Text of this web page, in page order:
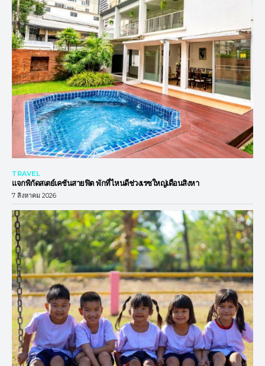
TRAVEL
แจกพิกัดสเตย์เคชันสายฟิต พักที่ไหนดีช่วงเรซใหญ่เดือนสิงหา
7 สิงหาคม 2026